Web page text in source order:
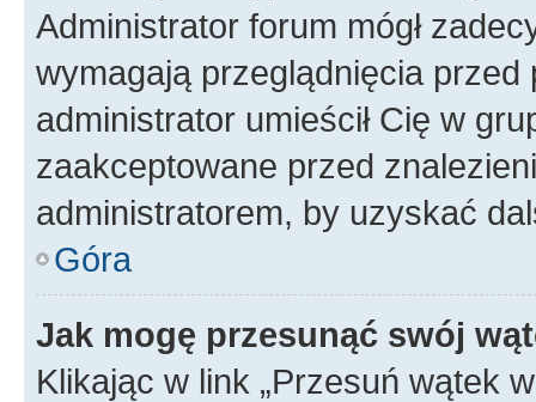
Administrator forum mógł
wymagają przeglądnięcia
administrator umieścił Cię w
zaakceptowane przed
administratorem, by uzyskać
Góra
Jak mogę przesunąć swój
Klikając w link „Przesuń wątek